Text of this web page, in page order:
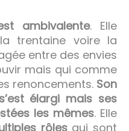
ambivalente. Elle
trentaine voire la
entre des envies
mais qui comme
renoncements. Son
élargi mais ses
les mêmes. Elle
rôles qui sont